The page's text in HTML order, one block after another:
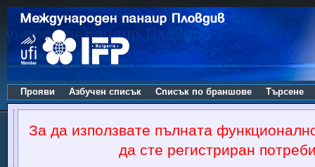
Прояви Азбучен списък Списък по браншове Търсене
За да използвате пълната
да сте регистриран